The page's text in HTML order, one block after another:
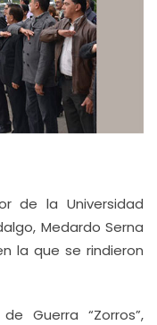
de la Universidad
Medardo Serna
la que se rindieron
Guerra “Zorros”,